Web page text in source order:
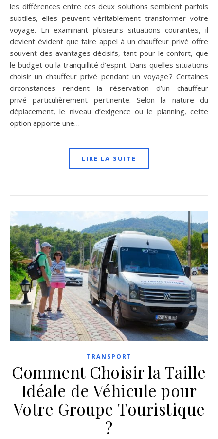
les différences entre ces deux solutions semblent parfois
subtiles, elles peuvent véritablement transformer votre
voyage. En examinant plusieurs situations courantes, il
devient évident que faire appel à un chauffeur privé offre
souvent des avantages décisifs, tant pour le confort, que
le budget ou la tranquillité d’esprit. Dans quelles situations
choisir un chauffeur privé pendant un voyage ? Certaines
circonstances rendent la réservation d’un chauffeur
privé particulièrement pertinente. Selon la nature du
déplacement, le niveau d’exigence ou le planning, cette
option apporte une…
LIRE LA SUITE
TRANSPORT
Comment Choisir la Taille
Idéale de Véhicule pour
Votre Groupe Touristique
?